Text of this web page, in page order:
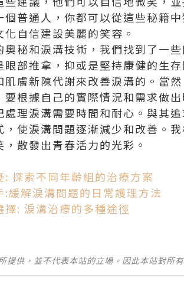
個普通人，你都可以從這些秘籍
自信建設美麗的笑容。
奧秘和淚溝技術，我們找到了一
眼部推拿，抑或是堅持康健的生
肌膚新陳代謝來改善淚溝的。當
根據自己的實際情況和需求做出
處理淚溝需要時間和耐心。與其
，使淚溝問題逐漸減少和改善。
散發出青春活力的光彩。
: 探索不同年齡組的治療方案
:緩解淚溝問題的日常護理方法
擇: 淚溝治療的多種途徑
提供，並不代表本站的立場。因此本站對所